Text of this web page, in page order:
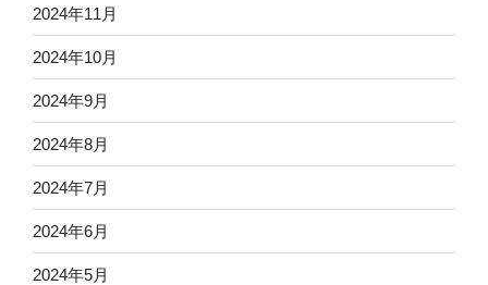
2024年11月
2024年10月
2024年9月
2024年8月
2024年7月
2024年6月
2024年5月